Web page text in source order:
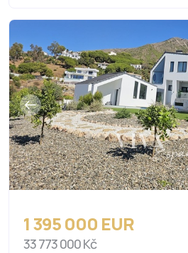
1 395 000 EUR
33 773 000 Kč